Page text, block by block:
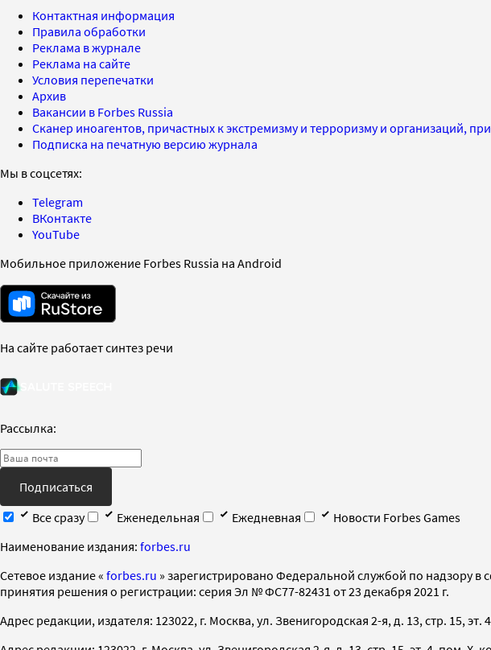
Контактная информация
Правила обработки
Реклама в журнале
Реклама на сайте
Условия перепечатки
Архив
Вакансии в Forbes Russia
Сканер иноагентов, причастных к экстремизму и терроризму и организаций,
Подписка на печатную версию журнала
Мы в соцсетях:
Telegram
ВКонтакте
YouTube
Мобильное приложение Forbes Russia на Android
На сайте работает синтез речи
Рассылка:
Подписаться
Все сразу
Еженедельная Ежедневная
Новости Forbes Games
Наименование издания: forbes.ru
Cетевое издание « forbes.ru » зарегистрировано Федеральной службой по надзору
принятия решения о регистрации: серия Эл № ФС77-82431 от 23 декабря 2021 г.
Адрес редакции, издателя: 123022, г. Москва, ул. Звенигородская 2-я, д. 13, стр. 15, эт.